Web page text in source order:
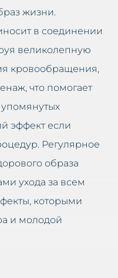
жизни.
в соединении
великолепную
кровообращения,
что помогает
эффект если
Регулярное
образа
ухода за всем
которыми
и молодой